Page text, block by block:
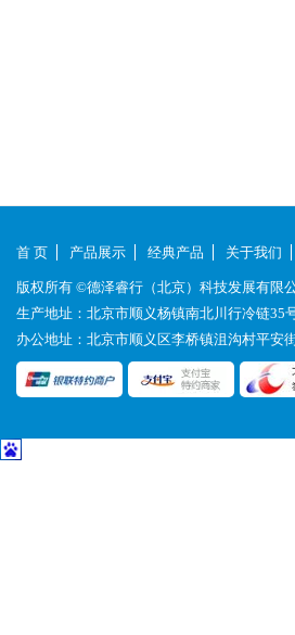
首 页 产品展示 经典产品 关于我们
版权所有 ©德泽睿行（北京）科技发展有限
生产地址：北京市顺义杨镇南北川行冷链
办公地址：北京市顺义区李桥镇沮沟村平